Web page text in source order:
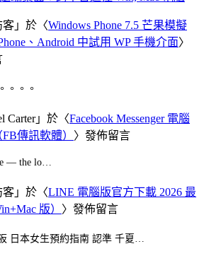
客 」於〈Windows Phone 7.5 芒果模擬
、Android 中試用 WP 手機介面〉
。。。
Carter」於〈Facebook Messenger 電腦
傳訊軟體） 〉發佈留言
— the lo…
客 」於〈LINE 電腦版官方下載 2026 最
版） 〉發佈留言
日本女生預約指南 認準 千夏…